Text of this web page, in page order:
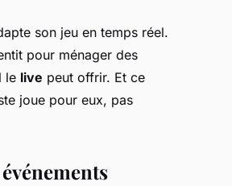
son jeu en temps réel.
pour ménager des
le live peut offrir. Et ce
joue pour eux, pas